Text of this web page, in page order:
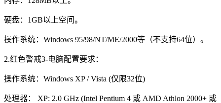
硬盘：1GB以上空间。
操作系统：Windows 95/98/NT/ME/2000等（不支持64位）。
2.红色警戒3-电脑配置要求：
操作系统：Windows XP / Vista (仅限32位)
处理器： XP: 2.0 GHz (Intel Pentium 4 或 AMD Athlon 2000+ 或